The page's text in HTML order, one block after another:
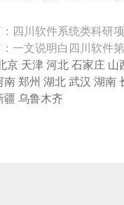
四川软件系统类科研
一文说明白四川软件
京 天津河北石家庄 山
南郑州 湖北武汉 湖南
疆 乌鲁木齐